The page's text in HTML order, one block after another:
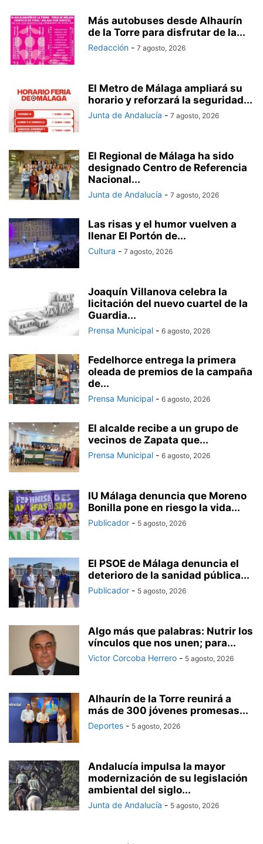
Más autobuses desde Alhaurín
de la Torre para disfrutar de la...
Redacción - 7 agosto, 2026
El Metro de Málaga ampliará su
horario y reforzará la seguridad...
Junta de Andalucía - 7 agosto, 2026
El Regional de Málaga ha sido
designado Centro de Referencia
Nacional...
Junta de Andalucía - 7 agosto, 2026
Las risas y el humor vuelven a
llenar El Portón de...
Cultura - 7 agosto, 2026
Joaquín Villanova celebra la
licitación del nuevo cuartel de la
Guardia...
Prensa Municipal - 6 agosto, 2026
Fedelhorce entrega la primera
oleada de premios de la campaña
de...
Prensa Municipal - 6 agosto, 2026
El alcalde recibe a un grupo de
vecinos de Zapata que...
Prensa Municipal - 6 agosto, 2026
IU Málaga denuncia que Moreno
Bonilla pone en riesgo la vida...
Publicador - 5 agosto, 2026
El PSOE de Málaga denuncia el
deterioro de la sanidad pública...
Publicador - 5 agosto, 2026
Algo más que palabras: Nutrir los
vínculos que nos unen; para...
Victor Corcoba Herrero - 5 agosto, 2026
Alhaurín de la Torre reunirá a
más de 300 jóvenes promesas...
Deportes - 5 agosto, 2026
Andalucía impulsa la mayor
modernización de su legislación
ambiental del siglo...
Junta de Andalucía - 5 agosto, 2026